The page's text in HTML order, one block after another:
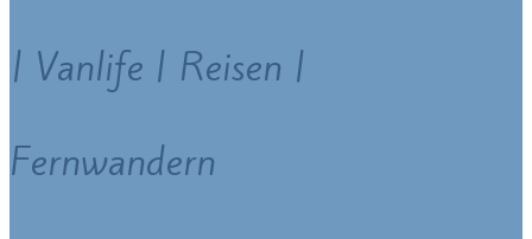
| Vanlife | Reisen |
Fernwandern